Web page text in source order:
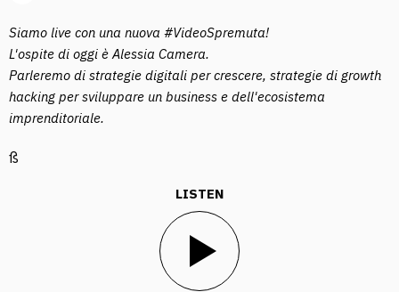
Siamo live con una nuova #VideoSpremuta!
L'ospite di oggi è Alessia Camera.
Parleremo di strategie digitali per crescere, strategie di growth
hacking per sviluppare un business e dell'ecosistema
imprenditoriale.
ß
LISTEN